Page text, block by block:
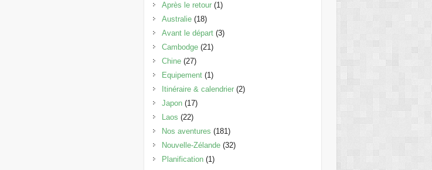
Après le retour(1)
Australie(18)
Avant le départ(3)
Cambodge(21)
Chine(27)
Equipement(1)
Itinéraire & calendrier(2)
Japon(17)
Laos (22)
Nos aventures (181)
Nouvelle-Zélande(32)
Planification(1)